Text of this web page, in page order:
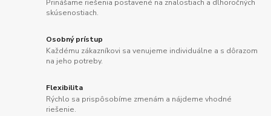
Prinášame riešenia postavené na znalostiach a dlhoročných
skúsenostiach.
Osobný prístup
Každému zákazníkovi sa venujeme individuálne a s dôrazom
na jeho potreby.
Flexibilita
Rýchlo sa prispôsobíme zmenám a nájdeme vhodné
riešenie.